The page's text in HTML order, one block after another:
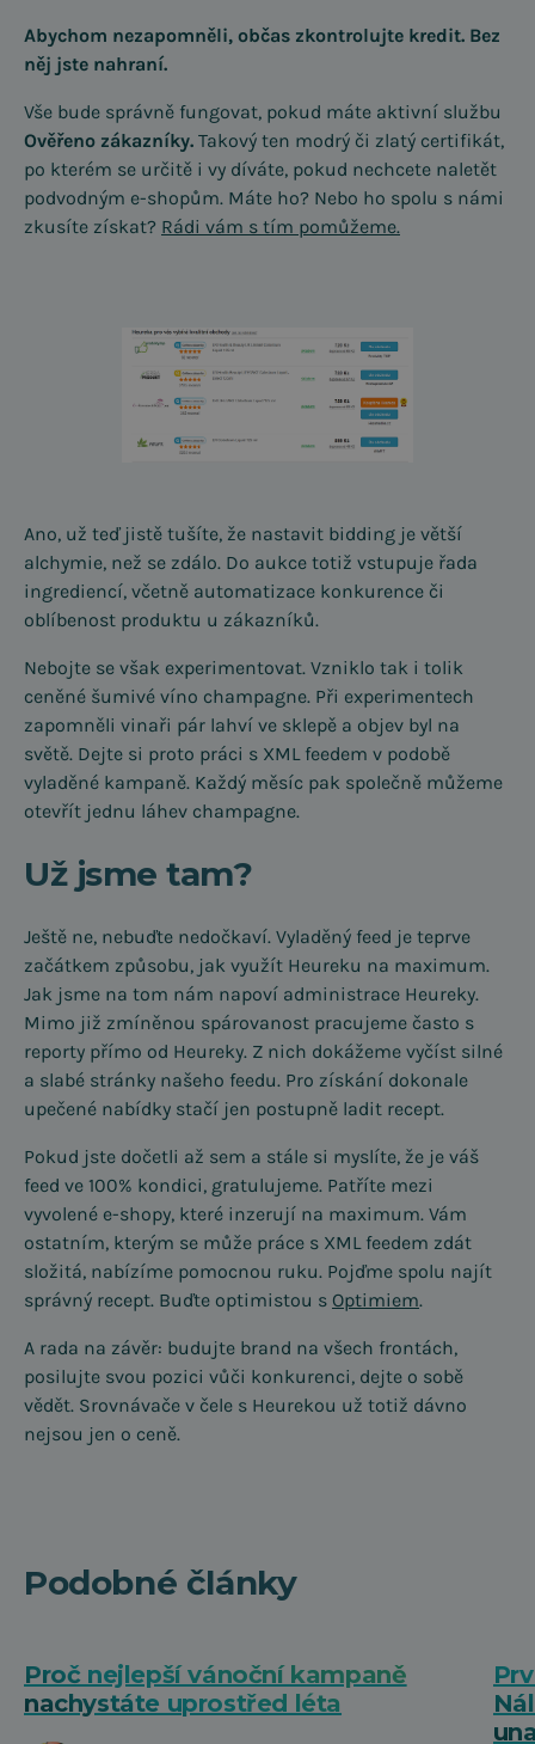
Abychom nezapomněli, občas zkontrolujte kredit. Bez
něj jste nahraní.
Vše bude správně fungovat, pokud máte aktivní službu
Ověřeno zákazníky. Takový ten modrý či zlatý certifikát,
po kterém se určitě i vy díváte, pokud nechcete naletět
podvodným e-shopům. Máte ho? Nebo ho spolu s námi
zkusíte získat? Rádi vám s tím pomůžeme.
Ano, už teď jistě tušíte, že nastavit bidding je větší
alchymie, než se zdálo. Do aukce totiž vstupuje řada
ingrediencí, včetně automatizace konkurence či
oblíbenost produktu u zákazníků.
Nebojte se však experimentovat. Vzniklo tak i tolik
ceněné šumivé víno champagne. Při experimentech
zapomněli vinaři pár lahví ve sklepě a objev byl na
světě. Dejte si proto práci s XML feedem v podobě
vyladěné kampaně. Každý měsíc pak společně můžeme
otevřít jednu láhev champagne.
Už jsme tam?
Ještě ne, nebuďte nedočkaví. Vyladěný feed je teprve
začátkem způsobu, jak využít Heureku na maximum.
Jak jsme na tom nám napoví administrace Heureky.
Mimo již zmíněnou spárovanost pracujeme často s
reporty přímo od Heureky. Z nich dokážeme vyčíst silné
a slabé stránky našeho feedu. Pro získání dokonale
upečené nabídky stačí jen postupně ladit recept.
Pokud jste dočetli až sem a stále si myslíte, že je váš
feed ve 100% kondici, gratulujeme. Patříte mezi
vyvolené e-shopy, které inzerují na maximum. Vám
ostatním, kterým se může práce s XML feedem zdát
složitá, nabízíme pomocnou ruku. Pojďme spolu najít
správný recept. Buďte optimistou s Optimiem.
A rada na závěr: budujte brand na všech frontách,
posilujte svou pozici vůči konkurenci, dejte o sobě
vědět. Srovnávače v čele s Heurekou už totiž dávno
nejsou jen o ceně.
Podobné články
Proč nejlepší vánoční kampaně
nachystáte uprostřed léta